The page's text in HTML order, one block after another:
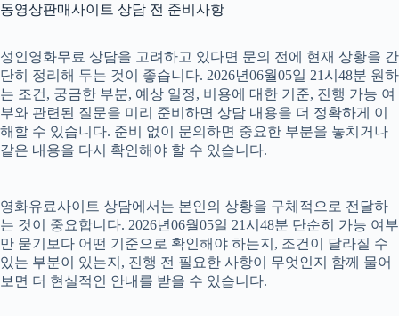
동영상판매사이트 상담 전 준비사항
성인영화무료 상담을 고려하고 있다면 문의 전에 현재 상황을 간
단히 정리해 두는 것이 좋습니다. 2026년06월05일 21시48분 원하
는 조건, 궁금한 부분, 예상 일정, 비용에 대한 기준, 진행 가능 여
부와 관련된 질문을 미리 준비하면 상담 내용을 더 정확하게 이
해할 수 있습니다. 준비 없이 문의하면 중요한 부분을 놓치거나
같은 내용을 다시 확인해야 할 수 있습니다.
영화유료사이트 상담에서는 본인의 상황을 구체적으로 전달하
는 것이 중요합니다. 2026년06월05일 21시48분 단순히 가능 여부
만 묻기보다 어떤 기준으로 확인해야 하는지, 조건이 달라질 수
있는 부분이 있는지, 진행 전 필요한 사항이 무엇인지 함께 물어
보면 더 현실적인 안내를 받을 수 있습니다.